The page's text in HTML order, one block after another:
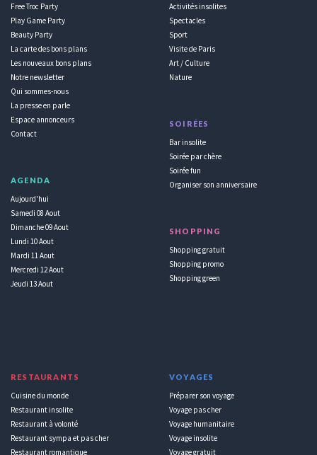
Free Troc Party
Play Game Party
Beauty Party
La carte des bons plans
Les nouveaux bons plans
Notre newsletter
Qui sommes-nous
La presse en parle
Espace annonceurs
Contact
AGENDA
Aujourd'hui
Samedi 08 Aout
Dimanche 09 Aout
Lundi 10 Aout
Mardi 11 Aout
Mercredi 12 Aout
Jeudi 13 Aout
Activités insolites
Spectacles
Sport
Visite de Paris
Art / Culture
Nature
SOIRÉES
Bar insolite
Soirée par chère
Soirée fun
Organiser son anniversaire
SHOPPING
Shopping gratuit
Shopping promo
Shopping green
RESTAURANTS
Cuisine du monde
Restaurant insolite
Restaurant à volonté
Restaurant sympa et pas cher
Restaurant romantique
VOYAGES
Préparer son voyage
Voyage pas cher
Voyage humanitaire
Voyage insolite
Voyage gratuit